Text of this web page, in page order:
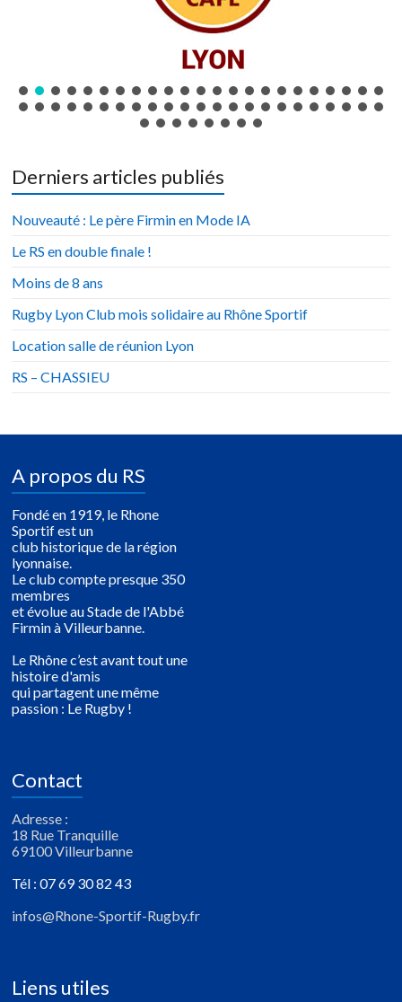
Derniers articles publiés
Nouveauté : Le père Firmin en Mode IA
Le RS en double finale !
Moins de 8 ans
Rugby Lyon Club mois solidaire au Rhône Sportif
Location salle de réunion Lyon
RS – CHASSIEU
A propos du RS
Fondé en 1919, le Rhone
Sportif est un
club historique de la région
lyonnaise.
Le club compte presque 350
membres
et évolue au Stade de l'Abbé
Firmin à Villeurbanne.
Le Rhône c’est avant tout une
histoire d'amis
qui partagent une même
passion : Le Rugby !
Contact
Adresse :
18 Rue Tranquille
69100 Villeurbanne
Tél : 07 69 30 82 43
infos@Rhone-Sportif-Rugby.fr
Liens utiles